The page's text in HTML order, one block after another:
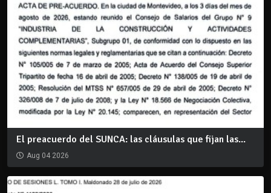
El preacuerdo del SUNCA: las cláusulas que fijan las...
Aug 04 2026